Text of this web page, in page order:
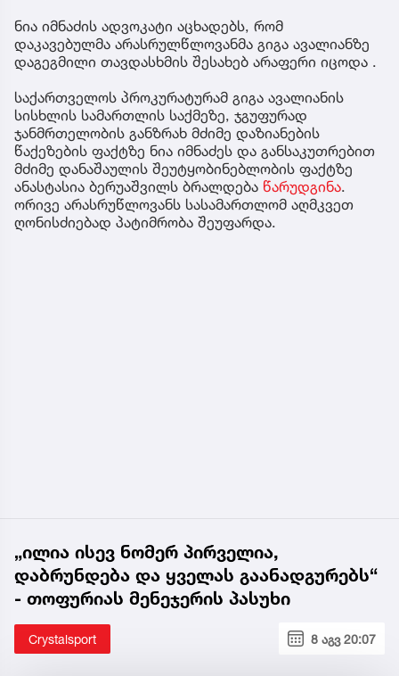
ნია იმნაძის ადვოკატი აცხადებს, რომ
დაკავებულმა არასრულწლოვანმა გიგა ავალიანზე
დაგეგმილი თავდასხმის შესახებ არაფერი იცოდა .
საქართველოს პროკურატურამ გიგა ავალიანის
სისხლის სამართლის საქმეზე, ჯგუფურად
ჯანმრთელობის განზრახ მძიმე დაზიანების
წაქეზების ფაქტზე ნია იმნაძეს და განსაკუთრებით
მძიმე დანაშაულის შეუტყობინებლობის ფაქტზე
ანასტასია ბერუაშვილს ბრალდება წარუდგინა.
ორივე არასრუწლოვანს სასამართლომ აღმკვეთ
ღონისძიებად პატიმრობა შეუფარდა.
„ილია ისევ ნომერ პირველია,
დაბრუნდება და ყველას გაანადგურებს“
- თოფურიას მენეჯერის პასუხი
Crystalsport 8 აგვ 20:07